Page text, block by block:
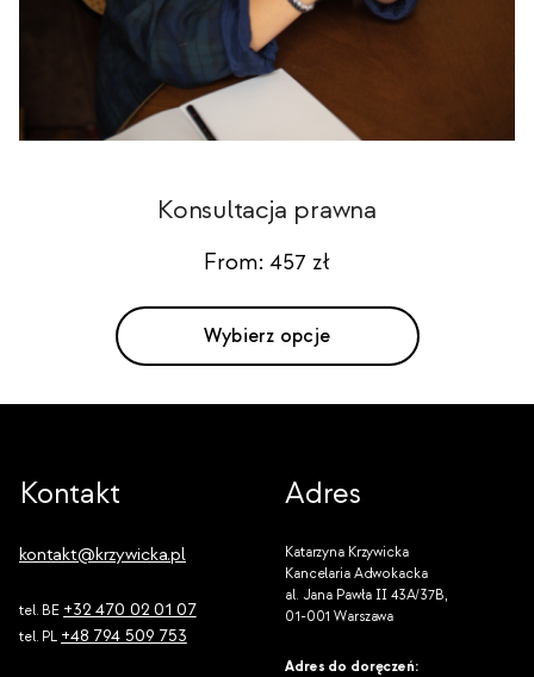
Konsultacja prawna
From: 457 zł
Wybierz opcje
wiele
Opcje
wybrać
na
Kontakt
kontakt@krzywicka.pl
tel. BE +32 470 02 01 07
tel. PL +48 794 509 753
Adres
Katarzyna Krzywicka
Kancelaria Adwokacka
al. Jana Pawła II 43A/37B,
01-001 Warszawa
Adres do doręczeń: